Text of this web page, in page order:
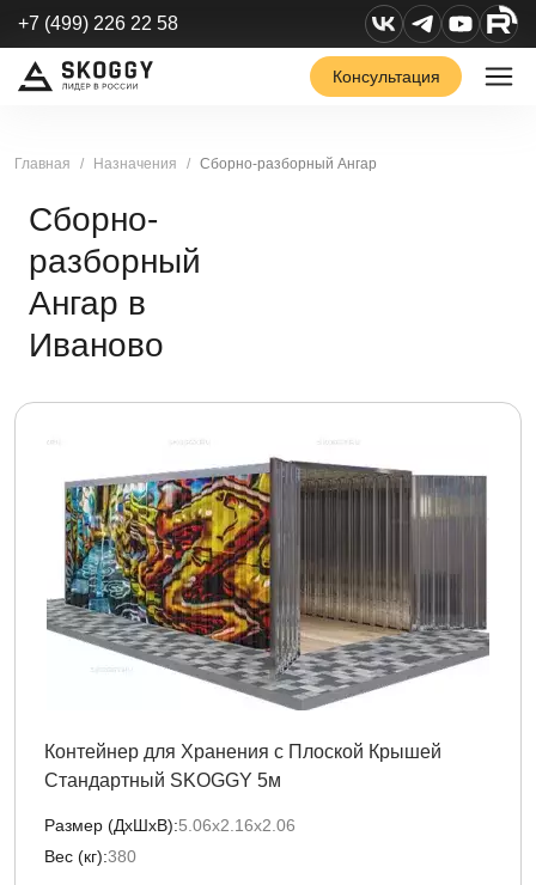
+7 (499) 226 22 58
Консультация
Главная Назначения Сборно-разборный Ангар
Сборно-
разборный
Ангар в
Иваново
Контейнер для Хранения с Плоской Крышей
Стандартный SKOGGY 5м
Размер (ДxШxВ):5.06х2.16х2.06
Вес (кг):380